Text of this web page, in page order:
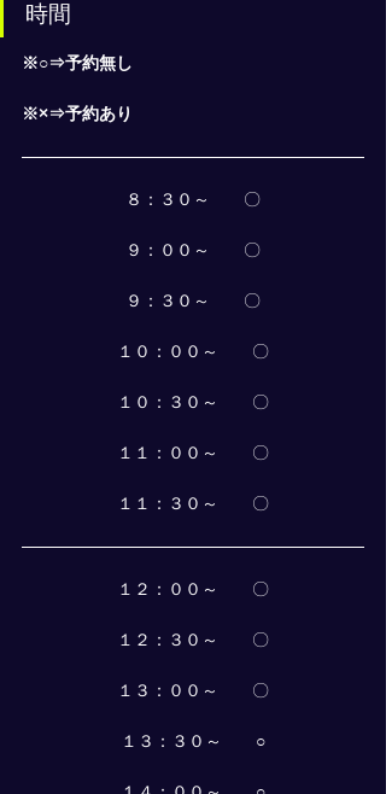
時間
※○⇒予約無し
※×⇒予約あり
８：３０～　　〇
９：００～　　〇
９：３０～　　〇
１０：００～　　〇
１０：３０～　　〇
１１：００～　　〇
１１：３０～　　〇
１２：００～　　〇
１２：３０～　　〇
１３：００～　　〇
１３：３０～　　○